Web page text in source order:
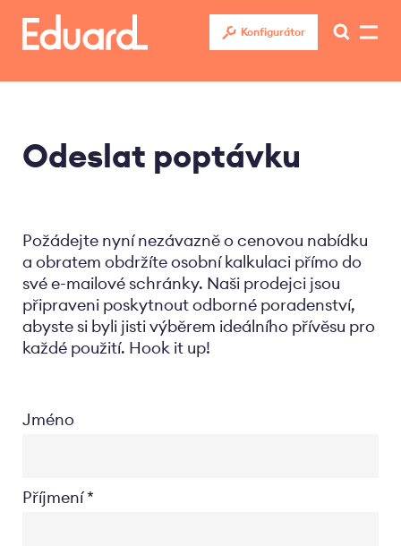
hlavnímu
Konfigurátor
Odeslat poptávku
Požádejte nyní nezávazně o cenovou nabídku
a obratem obdržíte osobní kalkulaci přímo do
své e-mailové schránky. Naši prodejci jsou
připraveni poskytnout odborné poradenství,
abyste si byli jisti výběrem ideálního přívěsu pro
každé použití. Hook it up!
Jméno
Příjmení